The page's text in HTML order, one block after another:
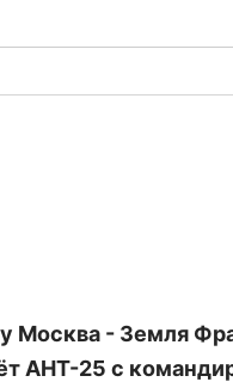
Москва - Земля
АНТ-25 с